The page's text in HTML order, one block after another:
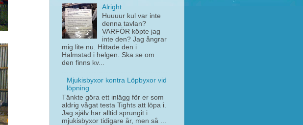
Alright
Huuuur kul var inte
denna tavlan?
VARFÖR köpte jag
inte den? Jag ångrar
mig lite nu. Hittade den i
Halmstad i helgen. Ska se om
den finns kv...
Mjukisbyxor kontra Löpbyxor vid
löpning
Tänkte göra ett inlägg för er som
aldrig vågat testa Tights att löpa i.
Jag själv har alltid sprungit i
mjukisbyxor tidigare år, men så ...